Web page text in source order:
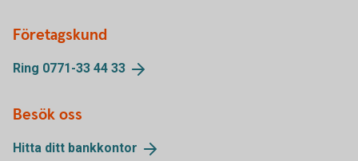
Företagskund
Ring 0771-33 44 33
Besök oss
Hitta ditt bankkontor